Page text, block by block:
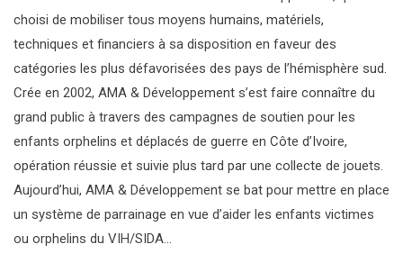
choisi de mobiliser tous moyens humains, matériels,
techniques et financiers à sa disposition en faveur des
catégories les plus défavorisées des pays de l’hémisphère sud.
Crée en 2002, AMA & Développement s’est faire connaître du
grand public à travers des campagnes de soutien pour les
enfants orphelins et déplacés de guerre en Côte d’Ivoire,
opération réussie et suivie plus tard par une collecte de jouets.
Aujourd’hui, AMA & Développement se bat pour mettre en place
un système de parrainage en vue d’aider les enfants victimes
ou orphelins du VIH/SIDA…